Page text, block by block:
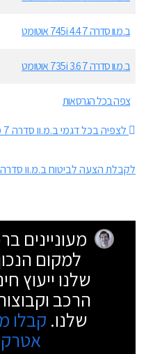
ב.מ.וו סדרה 7 745i 4.4 אוטומט
ב.מ.וו סדרה 7 735i 3.6 אוטומט
צפה בכל הגרסאות
לצפיה בכל דגמי ב.מ.וו סדרה 7 מכל השנים
לקבלת הצעה לביטוח ב.מ.וו סדרה 7
מעוניינים
למקום
שלנו ייעוץ
הרכב
שלנו. קבלו